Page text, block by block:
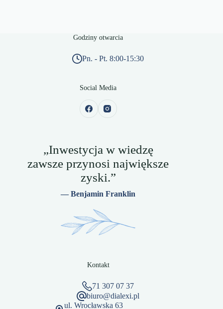
Godziny otwarcia
Pn. - Pt. 8:00-15:30
Social Media
„Inwestycja w wiedzę
zawsze przynosi największe
zyski.”
— Benjamin Franklin
Kontakt
71 307 07 37
biuro@dialexi.pl
ul. Wrocławska 63